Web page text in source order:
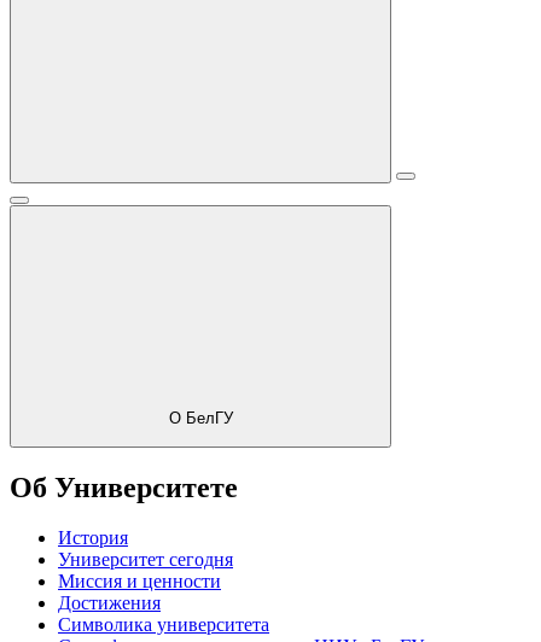
О БелГУ
Об Университете
История
Университет сегодня
Миссия и ценности
Достижения
Символика университета